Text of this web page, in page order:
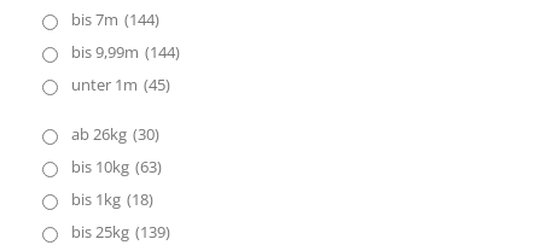
bis 7m (144)
bis 9,99m (144)
unter 1m (45)
ab 26kg (30)
bis 10kg (63)
bis 1kg (18)
bis 25kg (139)